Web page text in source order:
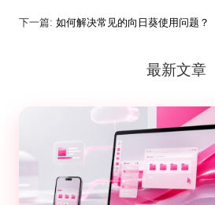
下一篇: 如何解决常见的向日葵使用问题？
最新文章